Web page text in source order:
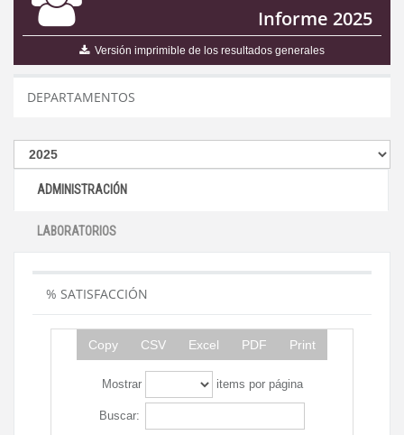
Informe 2025
Versión imprimible de los resultados generales
DEPARTAMENTOS
ADMINISTRACIÓN
LABORATORIOS
% SATISFACCIÓN
Copy CSV Excel PDF Print
Mostrar items por página
Buscar: